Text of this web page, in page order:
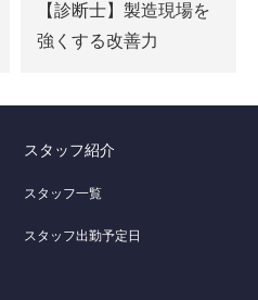
【診断士】製造現場を
強くする改善力
スタッフ紹介
スタッフ一覧
スタッフ出勤予定日